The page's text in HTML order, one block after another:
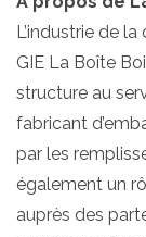
L’industrie de
GIE La Boîte
structure au
fabricant
par les
également un
auprès des